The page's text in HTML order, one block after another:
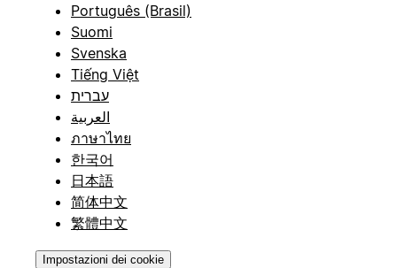
Português (Brasil)
Suomi
Svenska
Tiếng Việt
עברית
العربية
ภาษาไทย
한국어
日本語
简体中文
繁體中文
Impostazioni dei cookie